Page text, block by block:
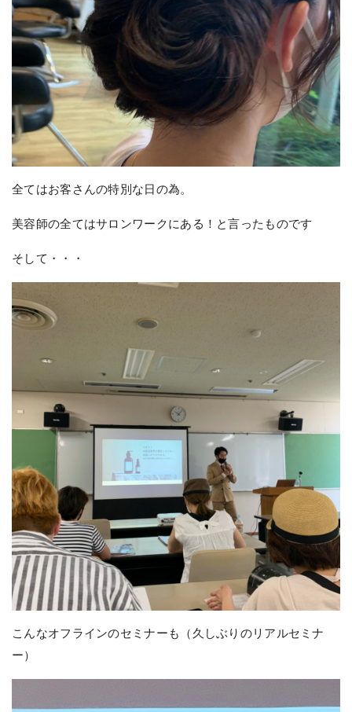
全てはお客さんの特別な日の為。
美容師の全てはサロンワークにある！と言ったものです
そして・・・
こんなオフラインのセミナーも（久しぶりのリアルセミナ
ー）